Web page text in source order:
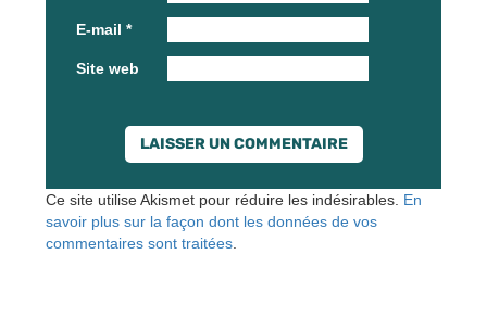
E-mail *
Site web
Ce site utilise Akismet pour réduire les indésirables. En
savoir plus sur la façon dont les données de vos
commentaires sont traitées